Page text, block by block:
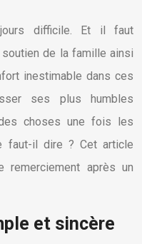
difficile. Et il faut
de la famille ainsi
inestimable dans ces
ses plus humbles
choses une fois les
faut-il dire ? Cet article
après un
et sincère